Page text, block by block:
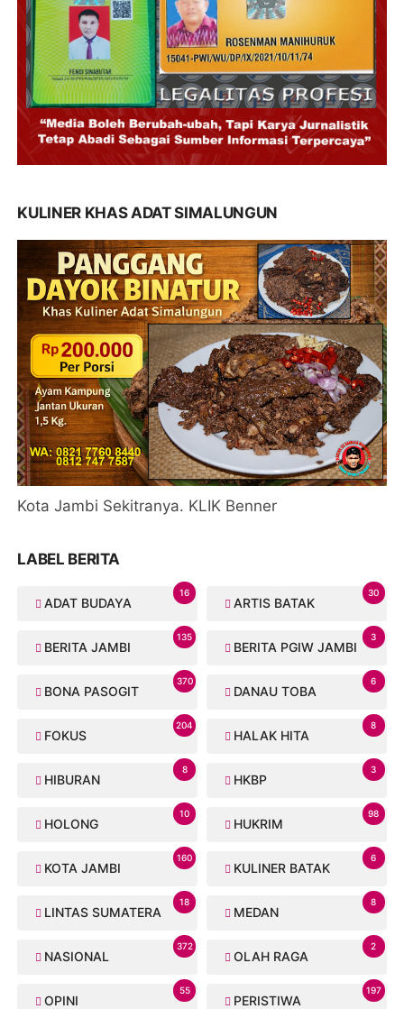
KULINER KHAS ADAT SIMALUNGUN
Kota Jambi Sekitranya. KLIK Benner
LABEL BERITA
ADAT BUDAYA
16
ARTIS BATAK
30
BERITA JAMBI
135
BERITA PGIW JAMBI
3
BONA PASOGIT
370
DANAU TOBA
6
FOKUS
204
HALAK HITA
8
HIBURAN
8
HKBP
3
HOLONG
10
HUKRIM
98
KOTA JAMBI
160
KULINER BATAK
6
LINTAS SUMATERA
18
MEDAN
8
NASIONAL
372
OLAH RAGA
2
OPINI
55
PERISTIWA
197